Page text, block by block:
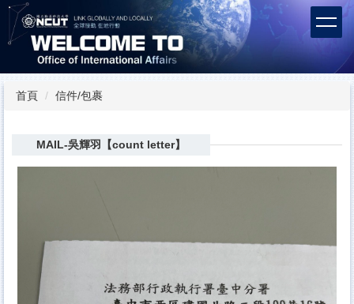
跳
到
主
內
容首頁 信件/包裹
MAIL-吳輝羽【count letter】